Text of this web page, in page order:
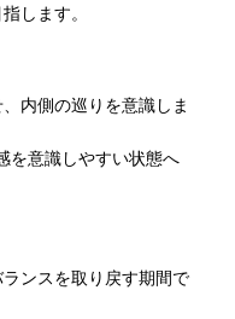
します。
内側の巡りを意識しま
を意識しやすい状態へ
ンスを取り戻す期間で